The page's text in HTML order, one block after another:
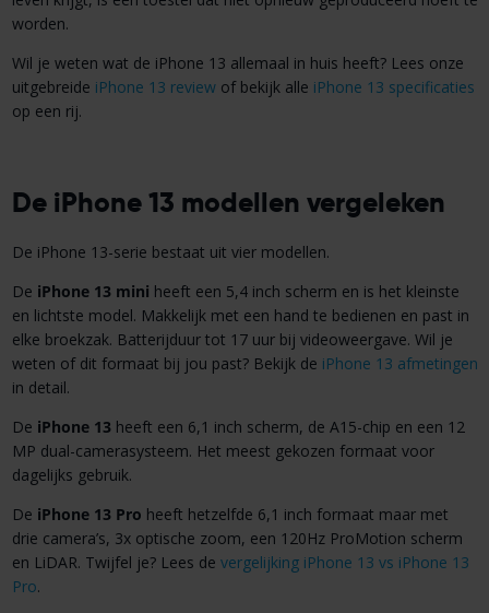
worden.
Wil je weten wat de iPhone 13 allemaal in huis heeft? Lees onze
uitgebreide iPhone 13 reviewof bekijk alle iPhone 13 specificaties
op een rij.
De iPhone 13 modellen vergeleken
De iPhone 13-serie bestaat uit vier modellen.
De iPhone 13 mini heeft een 5,4 inch scherm en is het kleinste
en lichtste model. Makkelijk met een hand te bedienen en past in
elke broekzak. Batterijduur tot 17 uur bij videoweergave. Wil je
weten of dit formaat bij jou past? Bekijk de iPhone 13 afmetingen
in detail.
De iPhone 13heeft een 6,1 inch scherm, de A15-chip en een 12
MP dual-camerasysteem. Het meest gekozen formaat voor
dagelijks gebruik.
De iPhone 13 Pro heeft hetzelfde 6,1 inch formaat maar met
drie camera’s, 3x optische zoom, een 120Hz ProMotion scherm
en LiDAR. Twijfel je? Lees de vergelijking iPhone 13 vs iPhone 13
Pro.